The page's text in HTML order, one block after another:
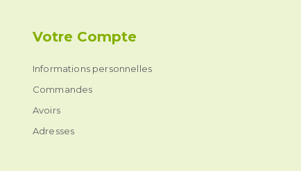
Votre Compte
Informations personnelles
Commandes
Avoirs
Adresses